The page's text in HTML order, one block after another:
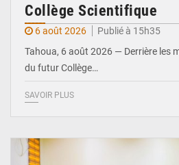
Collège Scientifique
6 août 2026
Publié à 15h35
Tahoua, 6 août 2026 — Derrière les
du futur Collège…
SAVOIR PLUS